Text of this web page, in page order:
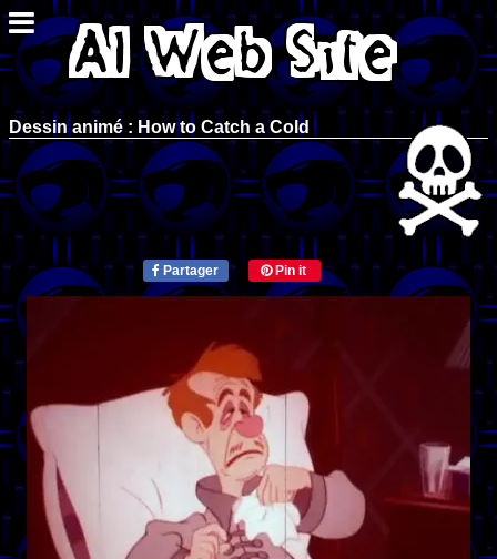
Dessin animé : How to Catch a Cold
Partager Pin it